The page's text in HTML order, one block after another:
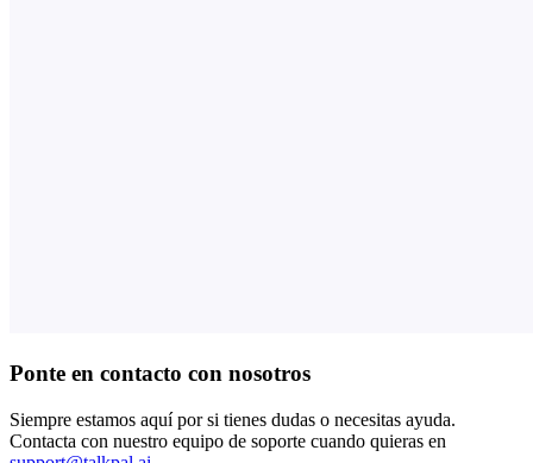
Ponte en contacto con nosotros
Siempre estamos aquí por si tienes dudas o necesitas ayuda.
Contacta con nuestro equipo de soporte cuando quieras en